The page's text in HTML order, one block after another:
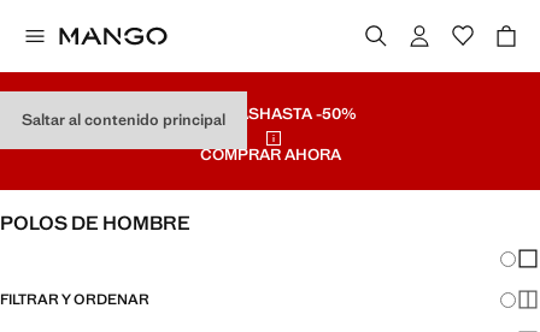
Saltar al contenido principal
REBAJASHASTA -50%
COMPRAR AHORA
POLOS DE HOMBRE
FILTRAR Y ORDENAR